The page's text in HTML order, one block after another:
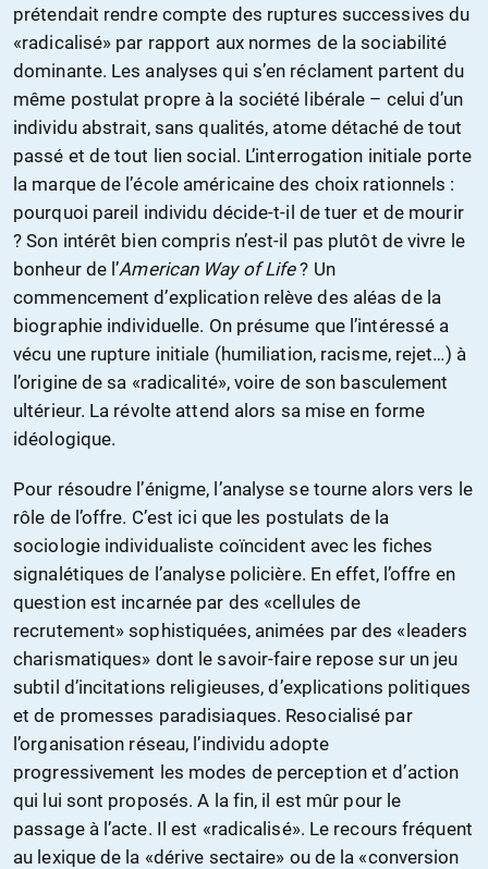
prétendait rendre compte des ruptures successives du
«radicalisé» par rapport aux normes de la sociabilité
dominante. Les analyses qui s’en réclament partent du
même postulat propre à la société libérale – celui d’un
individu abstrait, sans qualités, atome détaché de tout
passé et de tout lien social. L’interrogation initiale porte
la marque de l’école américaine des choix rationnels :
pourquoi pareil individu décide-t-il de tuer et de mourir
? Son intérêt bien compris n’est-il pas plutôt de vivre le
bonheur de l’American Way of Life? Un
commencement d’explication relève des aléas de la
biographie individuelle. On présume que l’intéressé a
vécu une rupture initiale (humiliation, racisme, rejet…) à
l’origine de sa «radicalité», voire de son basculement
ultérieur. La révolte attend alors sa mise en forme
idéologique.
Pour résoudre l’énigme, l’analyse se tourne alors vers le
rôle de l’offre. C’est ici que les postulats de la
sociologie individualiste coïncident avec les fiches
signalétiques de l’analyse policière. En effet, l’offre en
question est incarnée par des «cellules de
recrutement» sophistiquées, animées par des «leaders
charismatiques» dont le savoir-faire repose sur un jeu
subtil d’incitations religieuses, d’explications politiques
et de promesses paradisiaques. Resocialisé par
l’organisation réseau, l’individu adopte
progressivement les modes de perception et d’action
qui lui sont proposés. A la fin, il est mûr pour le
passage à l’acte. Il est «radicalisé». Le recours fréquent
au lexique de la «dérive sectaire» ou de la «conversion